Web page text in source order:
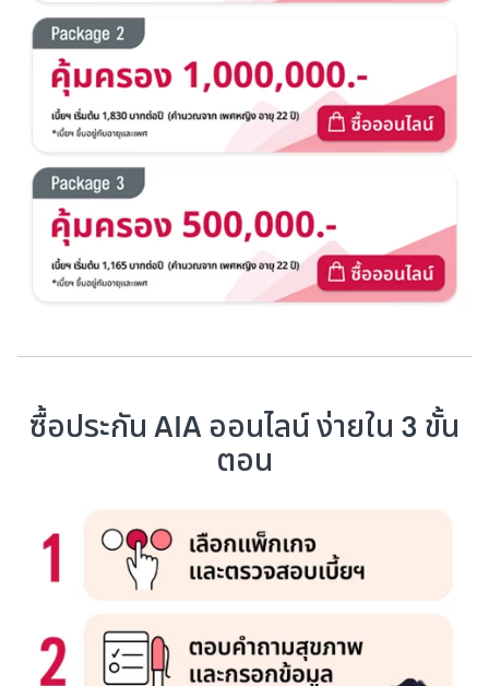
ซื้อประกัน AIA ออนไลน์ ง่ายใน 3 ขั้น
ตอน